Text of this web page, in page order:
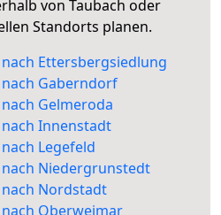
von Taubach oder
Standorts planen.
Ettersbergsiedlung
Gaberndorf
Gelmeroda
Innenstadt
Legefeld
Niedergrunstedt
Nordstadt
Oberweimar